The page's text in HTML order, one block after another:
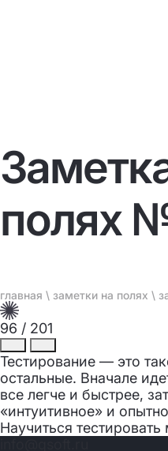
полях
главная \ заметки на полях \
96 / 201
Тестирование — это
остальные. Вначале
все легче и быстрее,
«интуитивное» и
Научиться